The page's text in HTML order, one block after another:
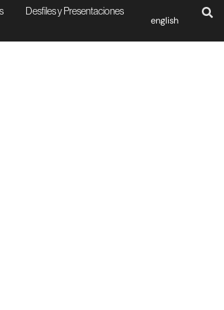
Desfiles y Presentaciones
english